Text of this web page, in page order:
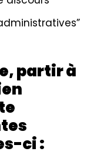
partir à
ci :